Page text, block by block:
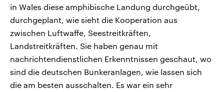
in Wales diese amphibische Landung durchgeübt,
durchgeplant, wie sieht die Kooperation aus
zwischen Luftwaffe, Seestreitkräften,
Landstreitkräften. Sie haben genau mit
nachrichtendienstlichen Erkenntnissen geschaut, wo
sind die deutschen Bunkeranlagen, wie lassen sich
die am besten ausschalten. Es war ein sehr